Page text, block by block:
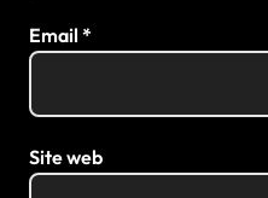
Email *
Site web